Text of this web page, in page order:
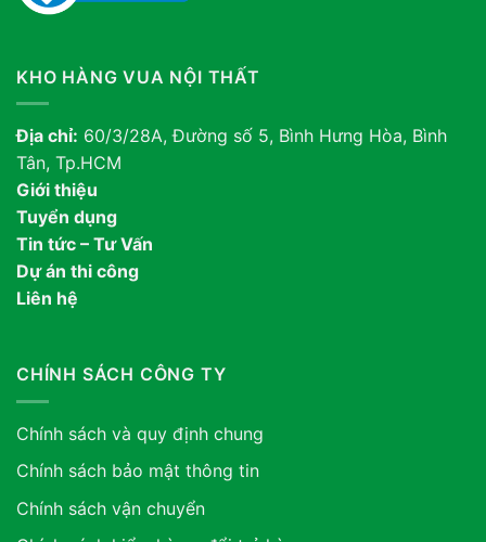
KHO HÀNG VUA NỘI THẤT
Địa chỉ: 60/3/28A, Đường số 5, Bình Hưng Hòa, Bình
Tân, Tp.HCM
Giới thiệu
Tuyển dụng
Tin tức – Tư Vấn
Dự án thi công
Liên hệ
CHÍNH SÁCH CÔNG TY
Chính sách và quy định chung
Chính sách bảo mật thông tin
Chính sách vận chuyển